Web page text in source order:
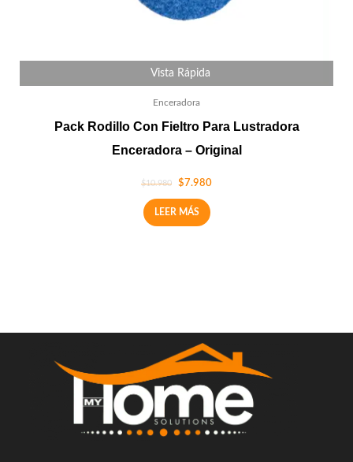
Vista Rápida
Enceradora
Pack Rodillo Con Fieltro Para Lustradora
Enceradora – Original
$10.980 $7.980
LEER MÁS